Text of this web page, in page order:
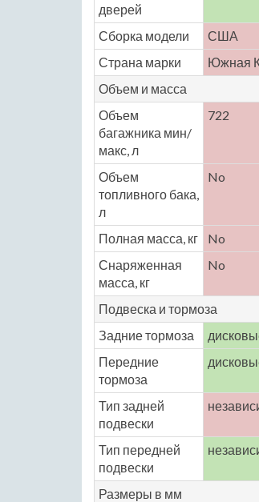
дверей
Сборка модели США
Страна марки
Южная
Объем и масса
Объем
багажника мин/
макс, л
722
Объем
топливного бака,
л
No
Полная масса, кг No
Снаряженная
масса, кг
No
Подвеска и тормоза
Задние тормоза
Передние
тормоза
Тип задней
подвески
Тип передней
подвески
Размеры в мм